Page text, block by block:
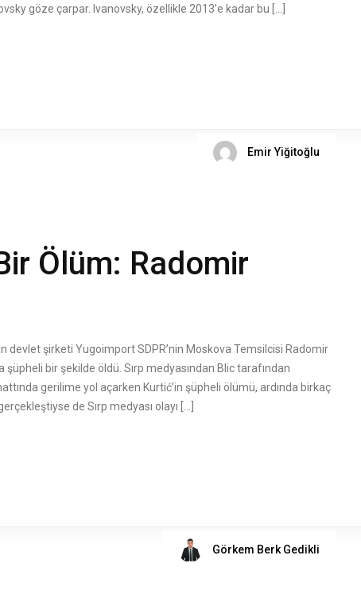
göze çarpar. Ivanovsky, özellikle 2013’e kadar bu […]
Emir Yiğitoğlu
Ölüm: Radomir
devlet şirketi Yugoimport SDPR’nin Moskova Temsilcisi Radomir
şüpheli bir şekilde öldü. Sırp medyasından Blic tarafından
gerilime yol açarken Kurtić’in şüpheli ölümü, ardında birkaç
de Sırp medyası olayı […]
Görkem Berk Gedikli